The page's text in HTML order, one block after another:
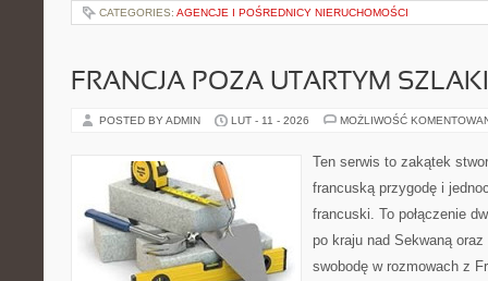
CATEGORIES: AGENCJE I POŚREDNICY NIERUCHOMOŚCI
FRANCJA POZA UTARTYM
POSTED BY ADMIN LUT - 11 - 2026 MOŻLIWOŚĆ
Ten serwis to zakątek
francuską przygodę i
francuski. To połączenie
po kraju nad Sekwaną
swobodę w rozmowach z